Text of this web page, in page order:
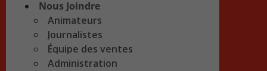
Nous Joindre
Animateurs
Journalistes
Équipe des ventes
Administration